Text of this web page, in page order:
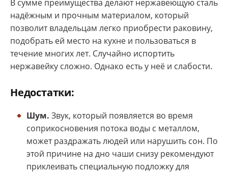
В сумме преимущества делают нержавеющую сталь
надёжным и прочным материалом, который
позволит владельцам легко приобрести раковину,
подобрать ей место на кухне и пользоваться в
течение многих лет. Случайно испортить
нержавейку сложно. Однако есть у неё и слабости.
Недостатки:
Шум. Звук, который появляется во время
соприкосновения потока воды с металлом,
может раздражать людей или нарушить сон. По
этой причине на дно чаши снизу рекомендуют
приклеивать специальную подложку для